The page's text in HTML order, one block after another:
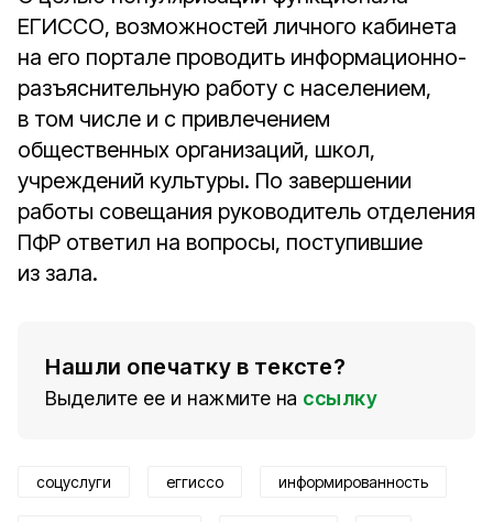
ЕГИССО, возможностей личного кабинета
на его портале проводить информационно-
разъяснительную работу с населением,
в том числе и с привлечением
общественных организаций, школ,
учреждений культуры. По завершении
работы совещания руководитель отделения
ПФР ответил на вопросы, поступившие
из зала.
Нашли опечатку в тексте?
Выделите ее и нажмите на ссылку
соцуслуги еггиссо информированность